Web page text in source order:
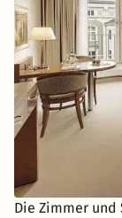
Die Zimmer und